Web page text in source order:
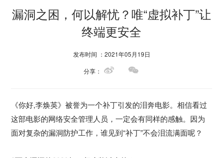
漏洞之困，何以解忧？唯“虚拟补丁”让
终端更安全
发布时间 ：2021年05月19日
分享：
《你好,李焕英》被誉为一个补丁引发的泪奔电影。相信看过
这部电影的网络安全管理人员，一定会有同样的感触。因为
面对复杂的漏洞防护工作，谁见到“补丁”不会泪流满面呢？